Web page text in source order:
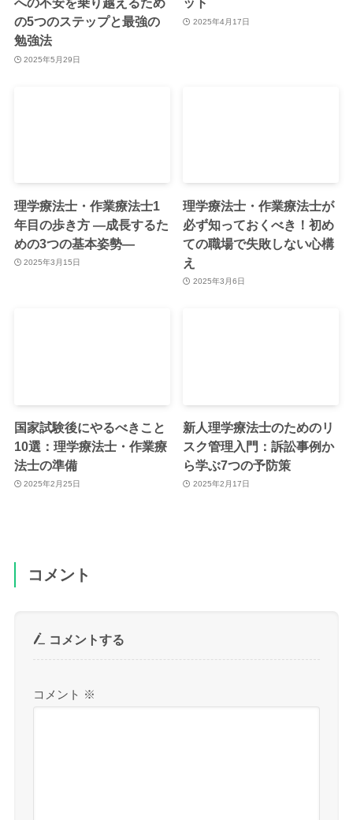
の5つのステップと最強の
勉強法
2025年5月29日
2025年4月17日
理学療法士・作業療法士1
年目の歩き方 —成長するた
めの3つの基本姿勢—
2025年3月15日
理学療法士・作業療法士が
必ず知っておくべき！初め
ての職場で失敗しない心構
え
2025年3月6日
国家試験後にやるべきこと
10選：理学療法士・作業療
法士の準備
2025年2月25日
新人理学療法士のためのリ
スク管理入門：訴訟事例か
ら学ぶ7つの予防策
2025年2月17日
コメント
コメントする
コメント ※